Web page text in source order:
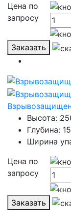
Цена по
запросу
Заказать
Высота:
Глубина:
Ширина
Цена по
запросу
Заказать